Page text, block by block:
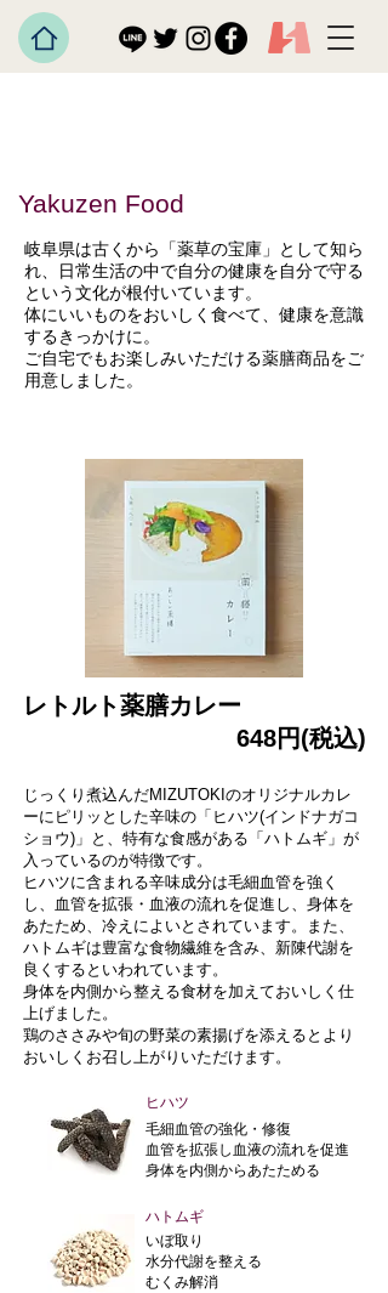
Yakuzen Food
岐阜県は古くから「薬草の宝庫」として知ら
れ、日常生活の中で自分の健康を自分で守る
という文化が根付いています。
体にいいものをおいしく食べて、健康を意識
するきっかけに。
ご自宅でもお楽しみいただける薬膳商品をご
用意しました。
レトルト薬膳カレー
648円(税込)
じっくり煮込んだMIZUTOKIのオリジナルカレ
ーにピリッとした辛味の「ヒハツ(インドナガコ
ショウ)」と、特有な食感がある「ハトムギ」が
入っているのが特徴です。
ヒハツに含まれる辛味成分は毛細血管を強く
し、血管を拡張・血液の流れを促進し、身体を
あたため、冷えによいとされています。また、
ハトムギは豊富な食物繊維を含み、新陳代謝を
良くするといわれています。
身体を内側から整える食材を加えておいしく仕
上げました。
鶏のささみや旬の野菜の素揚げを添えるとより
おいしくお召し上がりいただけます。
ヒハツ
毛細血管の強化・修復
血管を拡張し血液の流れを促進
身体を内側からあたためる
ハトムギ
いぼ取り
水分代謝を整える
むくみ解消